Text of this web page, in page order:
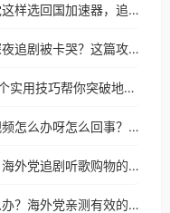
国外腾讯视频版权限制？海外党这样选回国加速器，追剧听歌办事全搞定
海外不能用腾讯视频？留学生深夜追剧被卡哭？这篇攻略帮你一键回国看剧听歌
在国外怎么可以看腾讯视频？3个实用技巧帮你突破地域限制（附避坑指南）
海外党必看：国外看不了腾讯视频怎么办呀怎么回事？3步解决地区限制
为什么腾讯视频在国外用不了？海外党追剧听歌购物的终极解决方案
手机在国外看不了腾讯视频怎么办？海外党亲测有效的追剧自由指南